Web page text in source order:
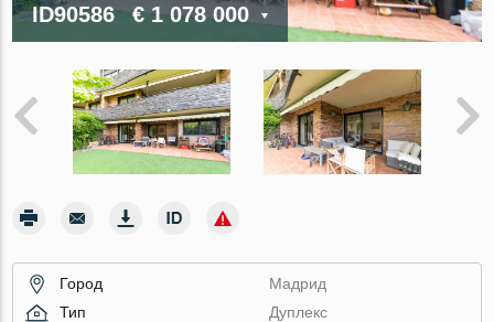
ID90586 € 1 078 000
Город
Мадрид
Тип
Дуплекс